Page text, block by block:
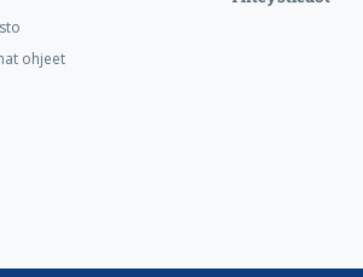
ohjeet